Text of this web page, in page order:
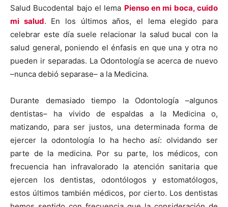
Salud Bucodental bajo el lema Pienso en mi boca, cuido
mi salud. En los últimos años, el lema elegido para
celebrar este día suele relacionar la salud bucal con la
salud general, poniendo el énfasis en que una y otra no
pueden ir separadas. La Odontología se acerca de nuevo
–nunca debió separase– a la Medicina.
Durante demasiado tiempo la Odontología –algunos
dentistas– ha vivido de espaldas a la Medicina o,
matizando, para ser justos, una determinada forma de
ejercer la odontología lo ha hecho así: olvidando ser
parte de la medicina. Por su parte, los médicos, con
frecuencia han infravalorado la atención sanitaria que
ejercen los dentistas, odontólogos y estomatólogos,
estos últimos también médicos, por cierto. Los dentistas